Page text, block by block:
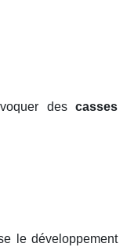
descasses
le développement